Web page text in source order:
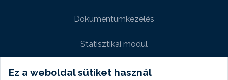
Ez a weboldal sütiket használ
Dokumentumkezelés
Statisztikai modul
Weboldal modul